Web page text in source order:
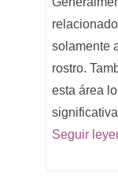
solamente
rostro.
esta área
Seguir